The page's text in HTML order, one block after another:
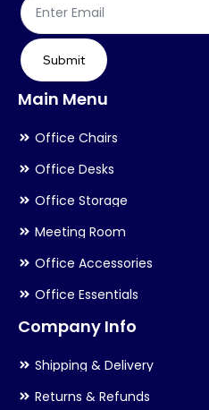
Submit
Main Menu
Office Chairs
Office Desks
Office Storage
Meeting Room
Office Accessories
Office Essentials
Company Info
Shipping & Delivery
Returns & Refunds